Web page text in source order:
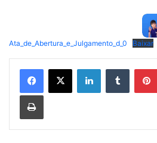
Ata_de_Abertura_e_Julgamento_d_0 Baixar
LinkedinTumblr
Imprimir